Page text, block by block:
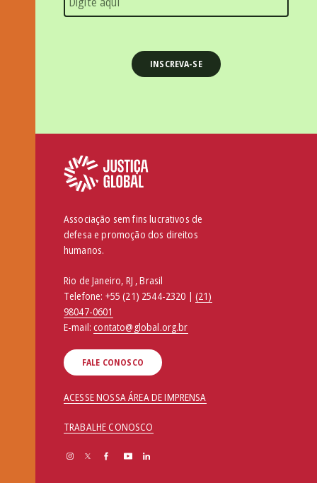
Associação sem fins lucrativos de
defesa e promoção dos direitos
humanos.
Rio de Janeiro, RJ , Brasil
Telefone: +55 (21) 2544-2320 | (21)
98047-0601
E-mail:contato@global.org.br
FALE CONOSCO
ACESSE NOSSA ÁREA DE IMPRENSA
TRABALHE CONOSCO